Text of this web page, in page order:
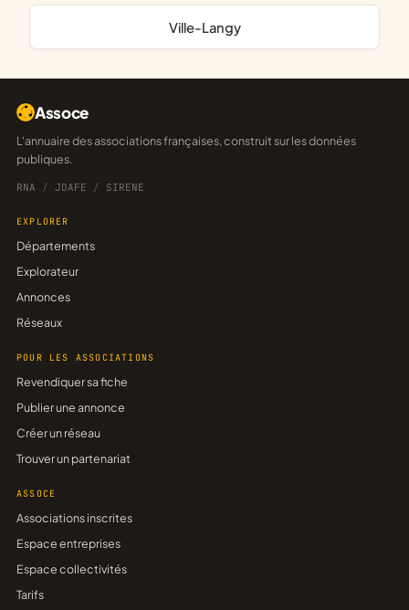
Ville-Langy
Assoce
L'annuaire des associations françaises, construit sur les données
publiques.
RNA / JOAFE / SIRENE
EXPLORER
Départements
Explorateur
Annonces
Réseaux
POUR LES ASSOCIATIONS
Revendiquer sa fiche
Publier une annonce
Créer un réseau
Trouver un partenariat
ASSOCE
Associations inscrites
Espace entreprises
Espace collectivités
Tarifs